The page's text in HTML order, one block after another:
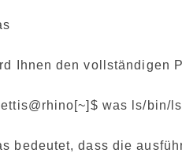
Ihnen den vollständigen
was ls/bin/ls
bedeutet, dass die